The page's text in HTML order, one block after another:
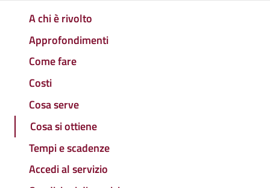
A chi è rivolto
Approfondimenti
Come fare
Costi
Cosa serve
Cosa si ottiene
Tempi e scadenze
Accedi al servizio